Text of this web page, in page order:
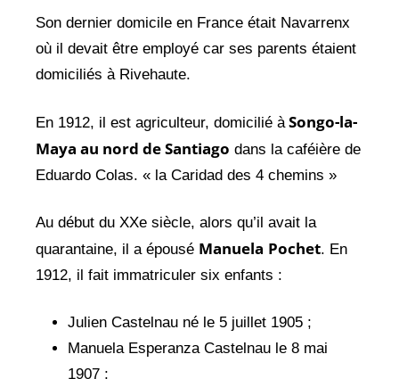
Son dernier domicile en France était Navarrenx
où il devait être employé car ses parents étaient
domiciliés à Rivehaute.
En 1912, il est agriculteur, domicilié àSongo-la-
Maya au nord de Santiago dans la caféière de
Eduardo Colas. « la Caridad des 4 chemins »
Au début du XXe siècle, alors qu’il avait la
quarantaine, il a épousé Manuela Pochet. En
1912, il fait immatriculer six enfants :
Julien Castelnau né le 5 juillet 1905 ;
Manuela Esperanza Castelnau le 8 mai
1907 ;